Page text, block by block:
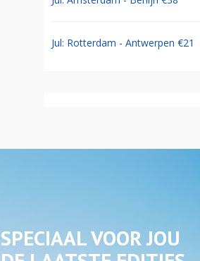
Jul: Rotterdam - Antwerpen €21
SPECIAAL VOOR JOU